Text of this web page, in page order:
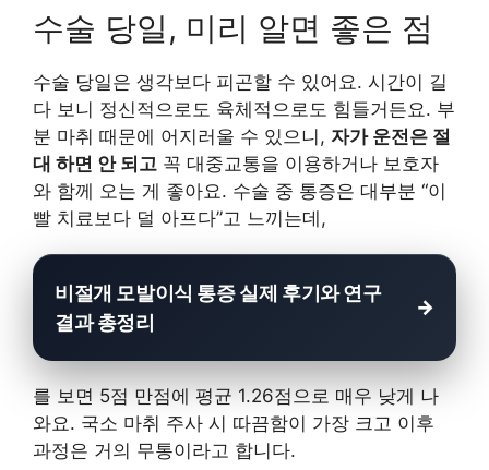
수술 당일, 미리 알면 좋은 점
수술 당일은 생각보다 피곤할 수 있어요. 시간이 길
다 보니 정신적으로도 육체적으로도 힘들거든요. 부
분 마취 때문에 어지러울 수 있으니, 자가 운전은 절
대 하면 안 되고 꼭 대중교통을 이용하거나 보호자
와 함께 오는 게 좋아요. 수술 중 통증은 대부분 “이
빨 치료보다 덜 아프다”고 느끼는데,
비절개 모발이식 통증 실제 후기와 연구
결과 총정리
를 보면 5점 만점에 평균 1.26점으로 매우 낮게 나
와요. 국소 마취 주사 시 따끔함이 가장 크고 이후
과정은 거의 무통이라고 합니다.